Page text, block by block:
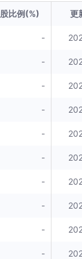
比例(%) 更
-
-
-
-
-
-
-
-
-
-